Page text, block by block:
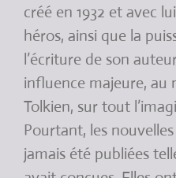
créé en 1932 et avec
héros, ainsi que la
l’écriture de son
influence majeure, au
Tolkien, sur tout
Pourtant, les
jamais été publiées